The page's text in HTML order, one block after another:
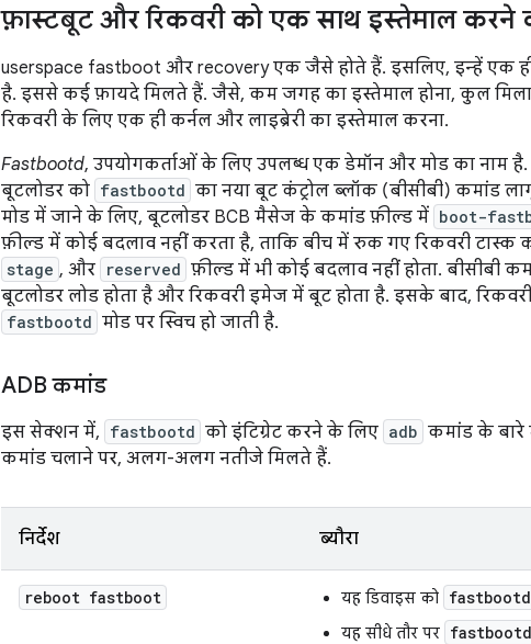
फ़ास्टबूट और रिकवरी को एक साथ इस्तेमाल करने
userspace fastboot और recovery एक जैसे होते हैं. इसलिए, इन्हें एक ही
है. इससे कई फ़ायदे मिलते हैं. जैसे, कम जगह का इस्तेमाल होना, कुल
रिकवरी के लिए एक ही कर्नल और लाइब्रेरी का इस्तेमाल करना.
Fastbootd, उपयोगकर्ताओं के लिए उपलब्ध एक डेमॉन और मोड का नाम है.
बूटलोडर को fastbootd का नया बूट कंट्रोल ब्लॉक (बीसीबी) कमांड
मोड में जाने के लिए, बूटलोडर BCB मैसेज के कमांड फ़ील्ड में boot-
फ़ील्ड में कोई बदलाव नहीं करता है, ताकि बीच में रुक गए रिकवरी
stage , और reserved फ़ील्ड में भी कोई बदलाव नहीं होता. बीसीबी
बूटलोडर लोड होता है और रिकवरी इमेज में बूट होता है. इसके बाद,
fastbootd मोड पर स्विच हो जाती है.
ADB कमांड
इस सेक्शन में, fastbootd को इंटिग्रेट करने के लिए adb कमांड के बारे
कमांड चलाने पर, अलग-अलग नतीजे मिलते हैं.
निर्देश ब्यौरा
reboot fastboot यह डिवाइस को fastbootd
यह सीधे तौर पर fastbootd